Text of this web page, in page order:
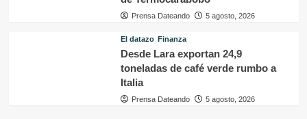
Prensa Dateando 5 agosto, 2026
El datazo Finanza
Desde Lara exportan 24,9
toneladas de café verde rumbo a
Italia
Prensa Dateando 5 agosto, 2026